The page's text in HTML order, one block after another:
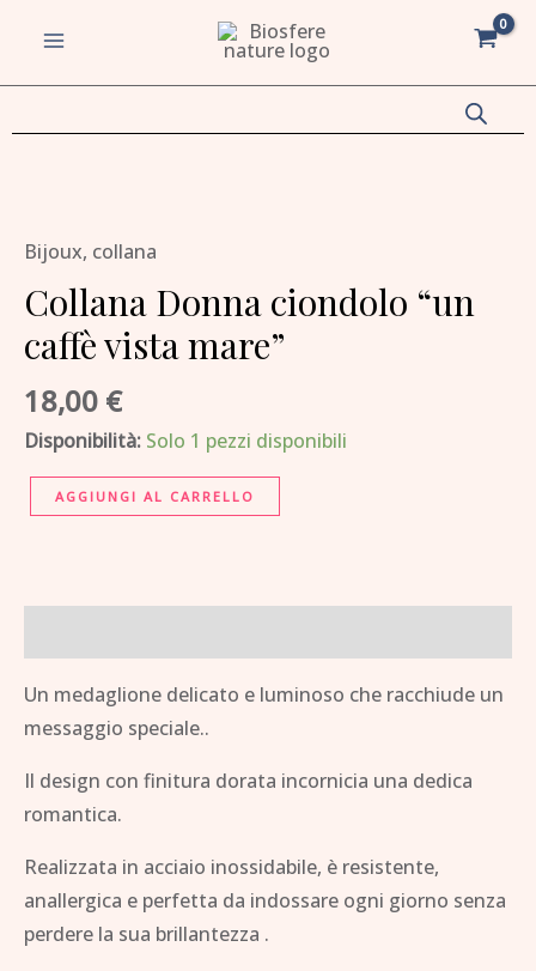
contenuto
Bijoux, collana
Collana Donna ciondolo “un
caffè vista mare”
18,00 €
Disponibilità: Solo 1 pezzi disponibili
ciondolo
"un
caffè
vista
mare"
quantità
AGGIUNGI AL CARRELLO
Un medaglione delicato e luminoso che racchiude un
messaggio speciale..
Il design con finitura dorata incornicia una dedica
romantica.
Realizzata in acciaio inossidabile, è resistente,
anallergica e perfetta da indossare ogni giorno senza
perdere la sua brillantezza .
disattiva
disattiva
disattiva
"un